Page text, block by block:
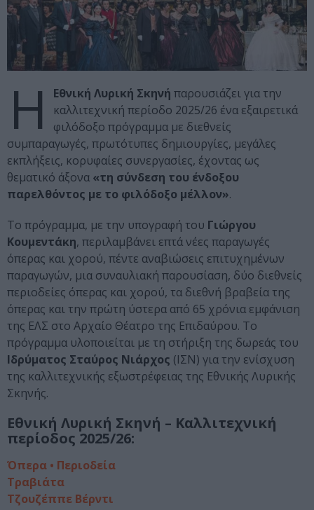
Η Εθνική Λυρική Σκηνή παρουσιάζει για την
καλλιτεχνική περίοδο 2025/26 ένα εξαιρετικά
φιλόδοξο πρόγραμμα με διεθνείς
συμπαραγωγές, πρωτότυπες δημιουργίες, μεγάλες
εκπλήξεις, κορυφαίες συνεργασίες, έχοντας ως
θεματικό άξονα «τη σύνδεση του ένδοξου
παρελθόντος με το φιλόδοξο μέλλον».
Το πρόγραμμα, με την υπογραφή του Γιώργου
Κουμεντάκη, περιλαμβάνει επτά νέες παραγωγές
όπερας και χορού, πέντε αναβιώσεις επιτυχημένων
παραγωγών, μια συναυλιακή παρουσίαση, δύο διεθνείς
περιοδείες όπερας και χορού, τα διεθνή βραβεία της
όπερας και την πρώτη ύστερα από 65 χρόνια εμφάνιση
της ΕΛΣ στο Αρχαίο Θέατρο της Επιδαύρου. Το
πρόγραμμα υλοποιείται με τη στήριξη της δωρεάς του
Ιδρύματος Σταύρος Νιάρχος (ΙΣΝ) για την ενίσχυση
της καλλιτεχνικής εξωστρέφειας της Εθνικής Λυρικής
Σκηνής.
Εθνική Λυρική Σκηνή – Καλλιτεχνική
περίοδος 2025/26:
Όπερα • Περιοδεία
Τραβιάτα
Τζουζέππε Βέρντι